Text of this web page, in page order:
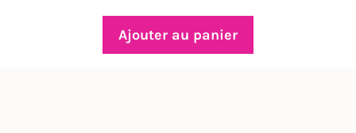
Ajouter au panier